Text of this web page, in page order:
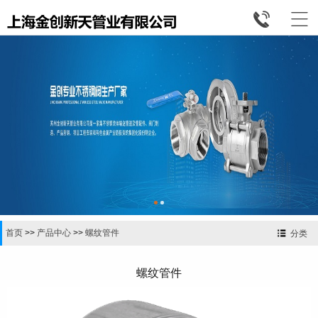


分类
首页 >> 产品中心 >> 螺纹管件
螺纹管件